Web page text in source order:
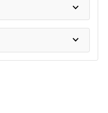
expand_more
expand_more